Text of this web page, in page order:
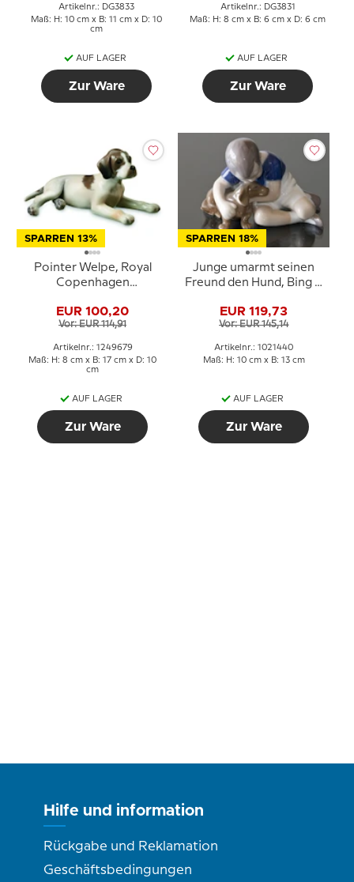
Artikelnr.: DG3833
Maß: H: 10 cm x B: 11 cm x D: 10
cm
AUF LAGER
Zur Ware
Artikelnr.: DG3831
Maß: H: 8 cm x B: 6 cm x D: 6 cm
AUF LAGER
Zur Ware
SPARREN 13%
Pointer Welpe, Royal
Copenhagen
EUR 100,20
Vor: EUR 114,91
Artikelnr.: 1249679
Maß: H: 8 cm x B: 17 cm x D: 10
cm
AUF LAGER
Zur Ware
SPARREN 18%
Junge umarmt seinen
Freund den Hund, Bing &
oder 440
EUR 119,73
Vor: EUR 145,14
Artikelnr.: 1021440
Maß: H: 10 cm x B: 13 cm
AUF LAGER
Zur Ware
Hilfe und information
Rückgabe und Reklamation
Geschäftsbedingungen